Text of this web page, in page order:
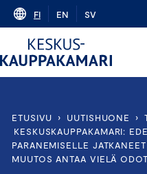
Skip
content
FI EN SV
ETUSIVU › UUTISHUONE ›
KESKUSKAUPPAKAMARI:
PARANEMISELLE
MUUTOS ANTAA VIELÄ